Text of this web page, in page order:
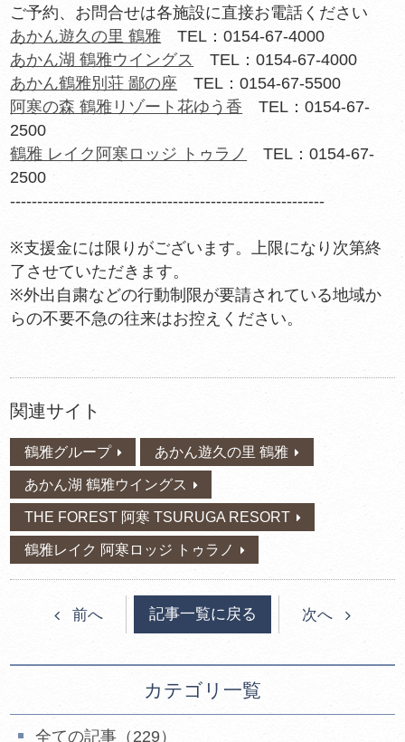
ご予約、お問合せは各施設に直接お電話ください
あかん遊久の里 鶴雅 TEL：0154-67-4000
あかん湖 鶴雅ウイングス
TEL：0154-67-4000
あかん鶴雅別荘 鄙の座 TEL：0154-67-5500
阿寒の森 鶴雅リゾート花ゆう香 TEL：0154-67-
2500
鶴雅 レイク阿寒ロッジ トゥラノ
TEL：0154-67-
2500
----------------------------------------------------------
※支援金には限りがございます。上限になり次第終
了させていただきます。
※外出自粛などの行動制限が要請されている地域か
らの不要不急の往来はお控えください。
関連サイト
鶴雅グループ あかん遊久の里 鶴雅
あかん湖 鶴雅ウイングス
THE FOREST 阿寒 TSURUGA RESORT
鶴雅レイク 阿寒ロッジ トゥラノ
前へ 記事一覧に戻る 次へ
カテゴリ一覧
全ての記事（229）